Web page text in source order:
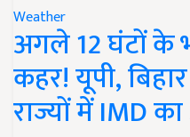
Weather
अगले 12 घंटों के
कहर! यूपी,
राज्यों में IMD